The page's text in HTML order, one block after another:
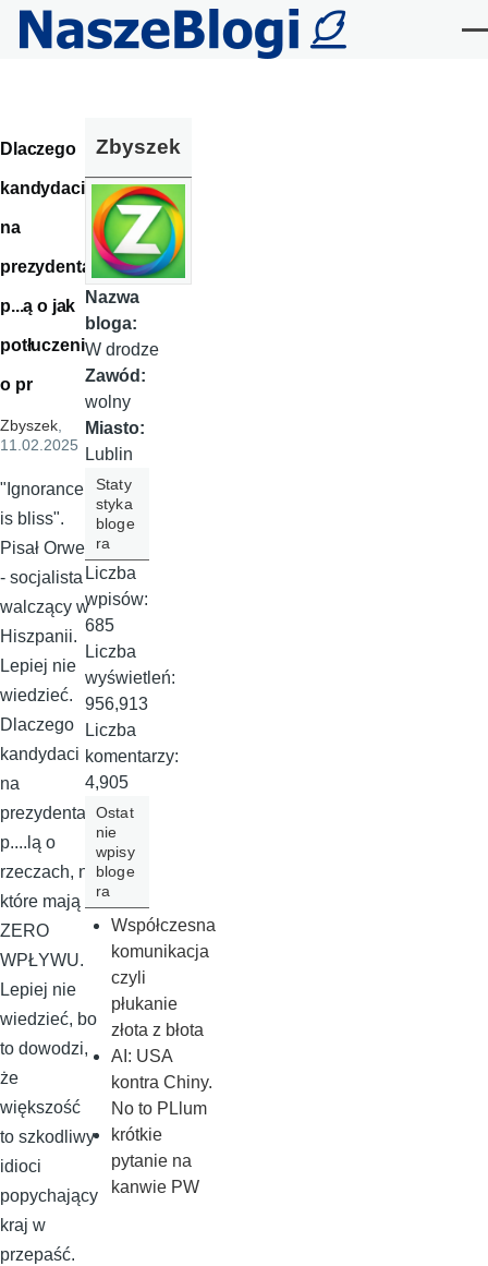
Przejdź do treści
Dlaczego
kandydaci
na
prezydenta
p...ą o jak
potłuczeni
o pr
Zbyszek,
11.02.2025
"Ignorance
is bliss".
Pisał Orwell
- socjalista
walczący w
Hiszpanii.
Lepiej nie
wiedzieć.
Dlaczego
kandydaci
na
prezydenta
p....lą o
rzeczach, na
które mają
ZERO
WPŁYWU.
Lepiej nie
wiedzieć, bo
to dowodzi,
że
większość
to szkodliwy
idioci
popychający
kraj w
przepaść.
Zbyszek
Nazwa
bloga:
W drodze
Zawód:
wolny
Miasto:
Lublin
Staty
styka
bloge
ra
Liczba
wpisów:
685
Liczba
wyświetleń:
956,913
Liczba
komentarzy:
4,905
Ostat
nie
wpisy
bloge
ra
Współczesna
komunikacja
czyli
płukanie
złota z błota
AI: USA
kontra Chiny.
No to PLlum
krótkie
pytanie na
kanwie PW